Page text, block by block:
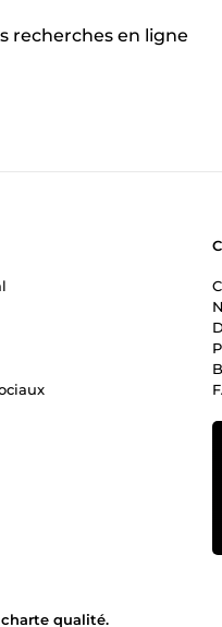
recherches en ligne
qualité.